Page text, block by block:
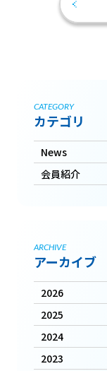
CATEGORY
カテゴリ
News
会員紹介
ARCHIVE
アーカイブ
2026
2025
2024
2023